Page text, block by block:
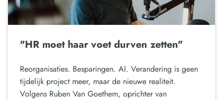
"HR moet haar voet durven zetten"
Reorganisaties. Besparingen. AI. Verandering is geen
tijdelijk project meer, maar de nieuwe realiteit.
Volgens Ruben Van Goethem, oprichter van